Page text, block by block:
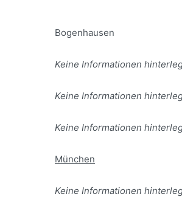
Bogenhausen
Keine Informationen
Keine Informationen
Keine Informationen
München
Keine Informationen